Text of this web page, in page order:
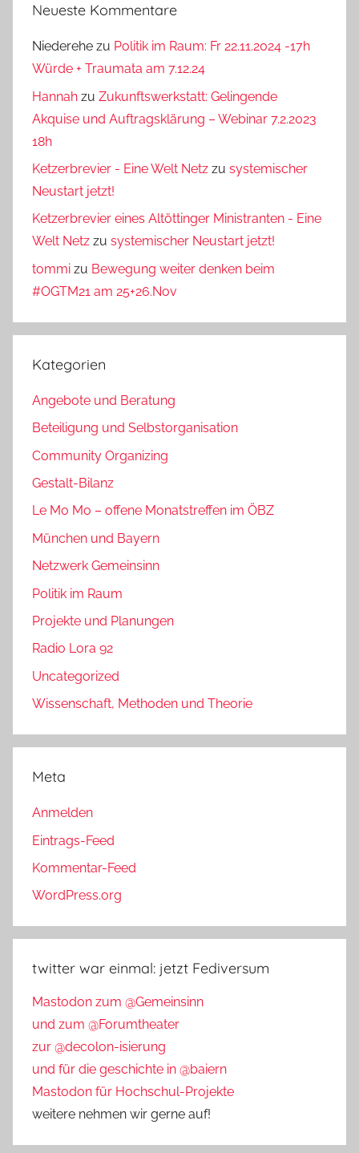
Neueste Kommentare
Niederehe zu Politik im Raum: Fr 22.11.2024 -17h
Würde + Traumata am 7.12.24
Hannah zu Zukunftswerkstatt: Gelingende
Akquise und Auftragsklärung – Webinar 7.2.2023
18h
Ketzerbrevier - Eine Welt Netz zu systemischer
Neustart jetzt!
Ketzerbrevier eines Altöttinger Ministranten - Eine
Welt Netz zu systemischer Neustart jetzt!
tommi zu Bewegung weiter denken beim
#OGTM21 am 25+26.Nov
Kategorien
Angebote und Beratung
Beteiligung und Selbstorganisation
Community Organizing
Gestalt-Bilanz
Le Mo Mo – offene Monatstreffen im ÖBZ
München und Bayern
Netzwerk Gemeinsinn
Politik im Raum
Projekte und Planungen
Radio Lora 92
Uncategorized
Wissenschaft, Methoden und Theorie
Meta
Anmelden
Eintrags-Feed
Kommentar-Feed
WordPress.org
twitter war einmal: jetzt Fediversum
Mastodon zum @Gemeinsinn
und zum @Forumtheater
zur @decolon-isierung
und für die geschichte in @baiern
Mastodon für Hochschul-Projekte
weitere nehmen wir gerne auf!